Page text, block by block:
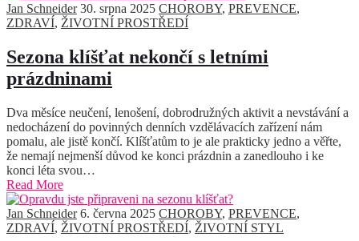
Jan Schneider 30. srpna 2025 CHOROBY, PREVENCE,
ZDRAVÍ, ŽIVOTNÍ PROSTŘEDÍ
Sezona klíšťat nekončí s letními
prázdninami
Dva měsíce neučení, lenošení, dobrodružných aktivit a nevstávání a
nedocházení do povinných denních vzdělávacích zařízení nám
pomalu, ale jistě končí. Klíšťatům to je ale prakticky jedno a věřte,
že nemají nejmenší důvod ke konci prázdnin a zanedlouho i ke
konci léta svou…
Read More
Jan Schneider 6. června 2025 CHOROBY, PREVENCE,
ZDRAVÍ, ŽIVOTNÍ PROSTŘEDÍ, ŽIVOTNÍ STYL